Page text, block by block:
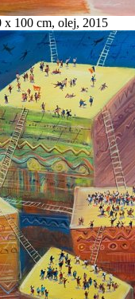
100 cm, olej, 2015